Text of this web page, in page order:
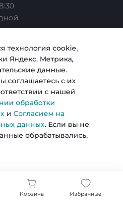
персональных данных
обработки персональных
Все права защищены
Корзина Избранные
технология cookie,
Яндекс. Метрика,
данные.
соглашаетесь с их
с нашей
обработки
и Согласием на
данных. Если вы не
обрабатывались,